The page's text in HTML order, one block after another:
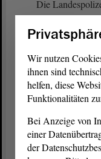
Die
vertrauensvoll
um die
zu
Bei einem Blick
ist übrigens
Bereich der
Wir nutzen
ihnen sind
helfen, diese
Funktionalitäten
Bei Anzeige von
einer
der